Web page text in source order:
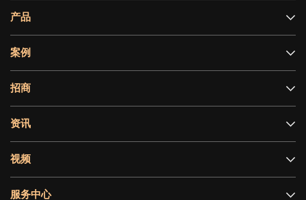
产品
案例
招商
资讯
视频
服务中心